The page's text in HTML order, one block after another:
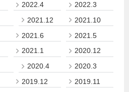
2022.4
2022.3
2021.12
2021.10
2021.6
2021.5
2021.1
2020.12
2020.4
2020.3
2019.12
2019.11